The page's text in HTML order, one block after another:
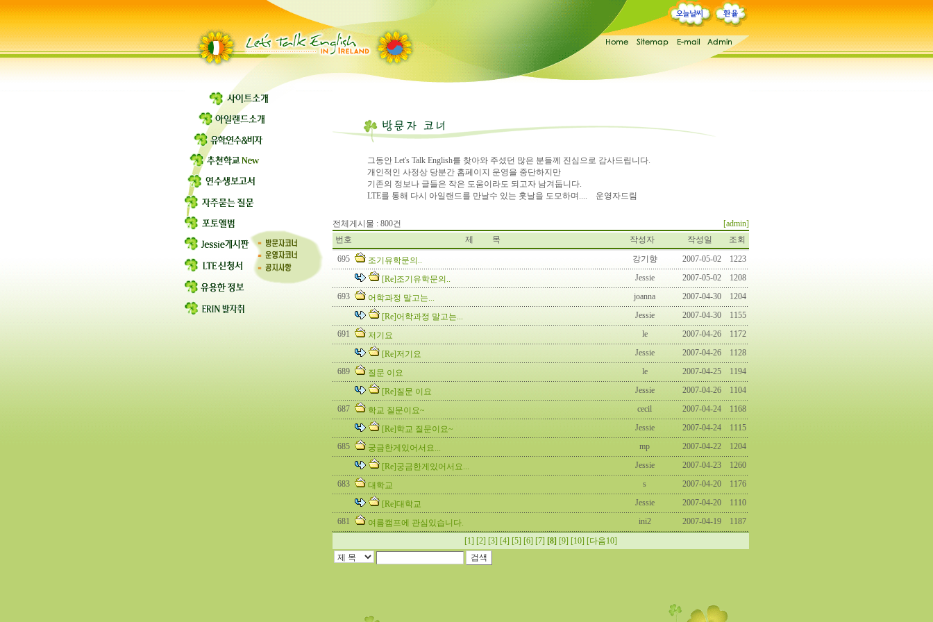
그동안 Let's Talk English를 찾아와 주셨던 많은 분들께 진심으로 감사드립니다.
개인적인 사정상 당분간 홈페이지 운영을 중단하지만
기존의 정보나 글들은 작은 도움이라도 되고자 남겨둡니다.
LTE를 통해 다시 아일랜드를 만날수 있는 훗날을 도모하며.... 운영자드림
전체게시물 : 800건
[admin]
번호
제 목 작성자 작성일
조회
695
조기유학문의.. 강기향 2007-05-02 1223
[Re]조기유학문의.. Jessie 2007-05-02
1208
693
어학과정 말고는... joanna 2007-04-30 1204
[Re]어학과정 말고는... Jessie 2007-04-30
1155
691
저기요 le 2007-04-26 1172
[Re]저기요 Jessie 2007-04-26
1128
689
질문 이요 le 2007-04-25 1194
[Re]질문 이요 Jessie 2007-04-26
1104
687
학교 질문이요~ cecil 2007-04-24 1168
[Re]학교 질문이요~ Jessie 2007-04-24
1115
685
궁금한게있어서요... mp 2007-04-22 1204
[Re]궁금한게있어서요... Jessie 2007-04-23
1260
683
대학교 s 2007-04-20 1176
[Re]대학교 Jessie 2007-04-20
1110
681
여름캠프에 관심있습니다. ini2 2007-04-19
1187
[1] [2] [3] [4] [5] [6] [7] [8] [9] [10] [다음10]